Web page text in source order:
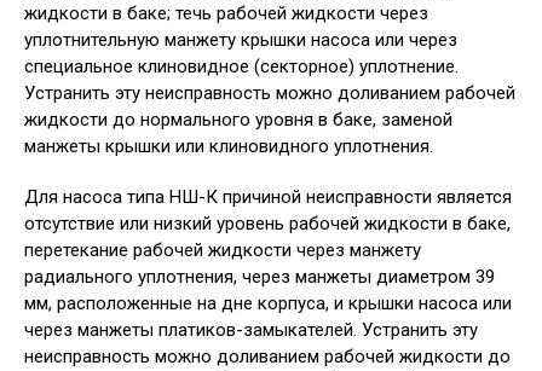
жидкости в баке; течь рабочей жидкости через
уплотнительную манжету крышки насоса или через
специальное клиновидное (секторное) уплотнение.
Устранить эту неисправность можно доливанием рабочей
жидкости до нормального уровня в баке, заменой
манжеты крышки или клиновидного уплотнения.
Для насоса типа НШ-К причиной неисправности является
отсутствие или низкий уровень рабочей жидкости в баке,
перетекание рабочей жидкости через манжету
радиального уплотнения, через манжеты диаметром 39
мм, расположенные на дне корпуса, и крышки насоса или
через манжеты платиков-замыкателей. Устранить эту
неисправность можно доливанием рабочей жидкости до